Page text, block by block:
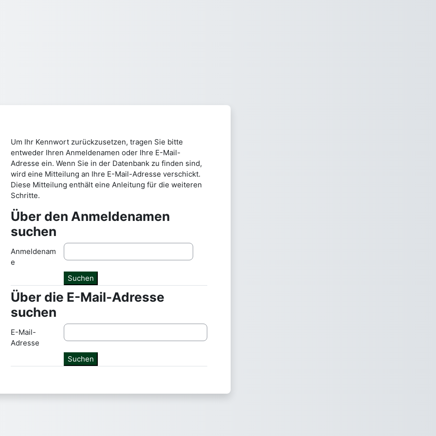
Um Ihr Kennwort zurückzusetzen, tragen Sie bitte
entweder Ihren Anmeldenamen oder Ihre E-Mail-
Adresse ein. Wenn Sie in der Datenbank zu finden sind,
wird eine Mitteilung an Ihre E-Mail-Adresse verschickt.
Diese Mitteilung enthält eine Anleitung für die weiteren
Schritte.
Über den Anmeldenamen suchen
Über den Anmeldenamen
suchen
Anmeldenam
e
Über die E-Mail-Adresse suchen
Über die E-Mail-Adresse
suchen
E-Mail-
Adresse